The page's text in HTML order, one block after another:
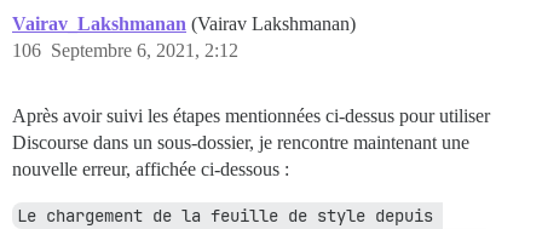
Vairav_Lakshmanan (Vairav Lakshmanan)
Septembre 6, 2021, 2:12
106
Après avoir suivi les étapes mentionnées ci-dessus pour utiliser
Discourse dans un sous-dossier, je rencontre maintenant une
nouvelle erreur, affichée ci-dessous :
Le chargement de la feuille de style depuis